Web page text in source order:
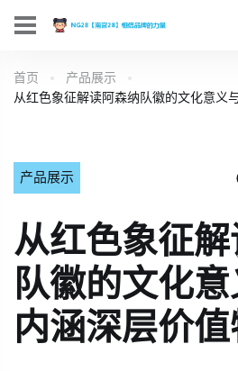
首页
产品展示
从红色象征解读阿森纳队徽的文化意义
产品展示
从红色象征解
队徽的文化
内涵深层价